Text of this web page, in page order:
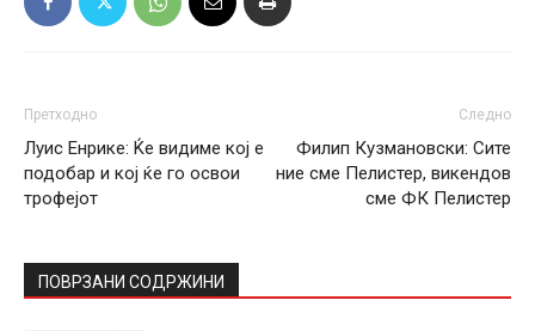
Претходно
Луис Енрике: Ќе видиме кој е
подобар и кој ќе го освои
трофејот
Следно
Филип Кузмановски: Сите
ние сме Пелистер, викендов
сме ФК Пелистер
ПОВРЗАНИ СОДРЖИНИ